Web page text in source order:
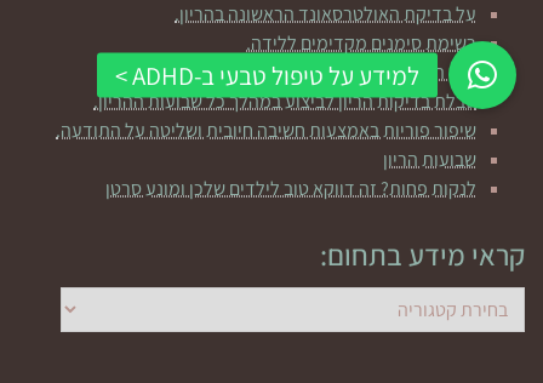
על בדיקת האולטרסאונד הראשונה בהריון.
רשימת סימנים מקדימים ללידה.
מהן ההנחיות הרפואיות במקרה של ירידת מים?
טבלת בדיקות הריון לביצוע במהלך כל שבועות ההריון.
שיפור פוריות באמצעות חשיבה חיובית ושליטה על התודעה.
שבועות הריון
לנקות פחות? זה דווקא טוב לילדים שלכן ומונע סרטן
קראי מידע בתחום:
קראי
מידע